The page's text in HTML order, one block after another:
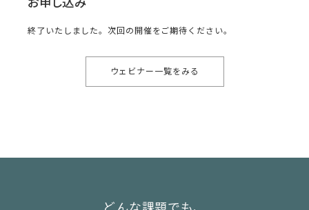
終了いたしました。次回の開催をご期待ください。
ウェビナー一覧をみる